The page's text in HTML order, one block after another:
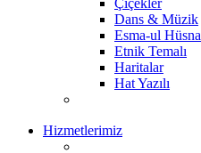
Dans & Müzik
Esma-ul Hüsna
Etnik Temalı
Haritalar
Hat Yazılı
Hizmetlerimiz